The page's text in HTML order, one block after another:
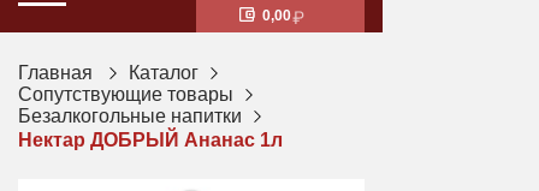
0,00
Главная
Каталог
Сопутствующие товары
Безалкогольные напитки
Нектар ДОБРЫЙ Ананас 1л